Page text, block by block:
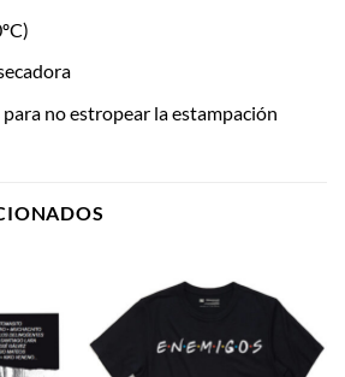
no estropear la estampación